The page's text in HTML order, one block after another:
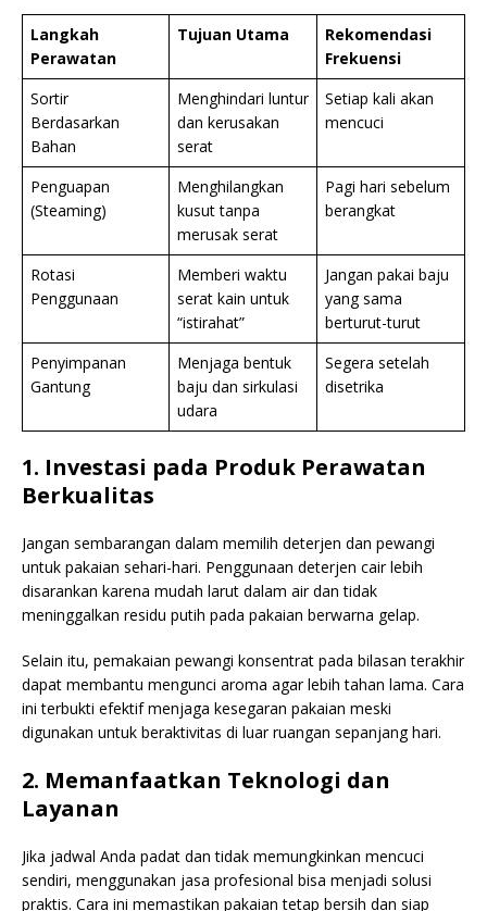
Langkah
Perawatan
Tujuan Utama
Rekomendasi
Frekuensi
Sortir
Berdasarkan
Bahan
Menghindari luntur
dan kerusakan
serat
Setiap kali akan
mencuci
Penguapan
(Steaming)
Menghilangkan
kusut tanpa
merusak serat
Pagi hari sebelum
berangkat
Rotasi
Penggunaan
Memberi waktu
serat kain untuk
“istirahat”
Jangan pakai baju
yang sama
berturut-turut
Penyimpanan
Gantung
Menjaga bentuk
baju dan sirkulasi
udara
Segera setelah
disetrika
1. Investasi pada Produk Perawatan
Berkualitas
Jangan sembarangan dalam memilih deterjen dan pewangi
untuk pakaian sehari-hari. Penggunaan deterjen cair lebih
disarankan karena mudah larut dalam air dan tidak
meninggalkan residu putih pada pakaian berwarna gelap.
Selain itu, pemakaian pewangi konsentrat pada bilasan terakhir
dapat membantu mengunci aroma agar lebih tahan lama. Cara
ini terbukti efektif menjaga kesegaran pakaian meski
digunakan untuk beraktivitas di luar ruangan sepanjang hari.
2. Memanfaatkan Teknologi dan
Layanan
Jika jadwal Anda padat dan tidak memungkinkan mencuci
sendiri, menggunakan jasa profesional bisa menjadi solusi
praktis. Cara ini memastikan pakaian tetap bersih dan siap